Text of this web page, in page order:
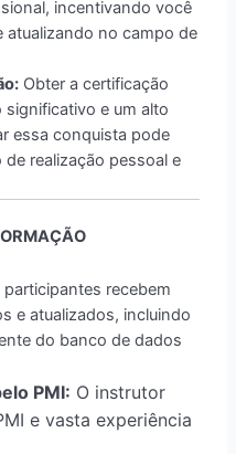
incentivando você
atualizando no campo de
Obter a certificação
significativo e um alto
essa conquista pode
realização pessoal e
participantes recebem
e atualizados, incluindo
do banco de dados
PMI: O instrutor
e vasta experiência